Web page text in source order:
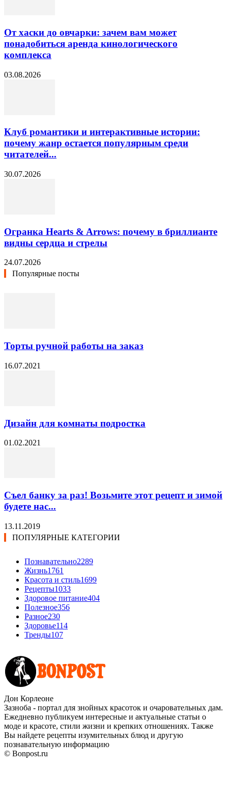
От хаски до овчарки: зачем вам может
понадобиться аренда кинологического
комплекса
03.08.2026
Клуб романтики и интерактивные истории:
почему жанр остается популярным среди
читателей...
30.07.2026
Огранка Hearts & Arrows: почему в бриллианте
видны сердца и стрелы
24.07.2026
Популярные посты
Торты ручной работы на заказ
16.07.2021
Дизайн для комнаты подростка
01.02.2021
Съел банку за раз! Возьмите этот рецепт и зимой
будете нас...
13.11.2019
ПОПУЛЯРНЫЕ КАТЕГОРИИ
Познавательно2289
Жизнь1761
Красота и стиль1699
Рецепты1033
Здоровое питание404
Полезное356
Разное230
Здоровье114
Тренды107
Дон Корлеоне
Зазноба - портал для знойных красоток и очаровательных дам.
Ежедневно публикуем интересные и актуальные статьи о
моде и красоте, стили жизни и крепких отношениях. Также
Вы найдете рецепты изумительных блюд и другую
познавательную информацию
© Bonpost.ru